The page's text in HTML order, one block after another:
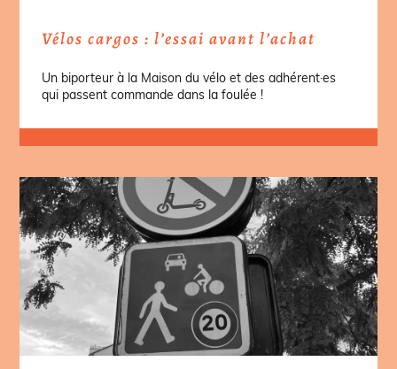
Vélos cargos : l’essai avant l’achat
Un biporteur à la Maison du vélo et des adhérent·es
qui passent commande dans la foulée !